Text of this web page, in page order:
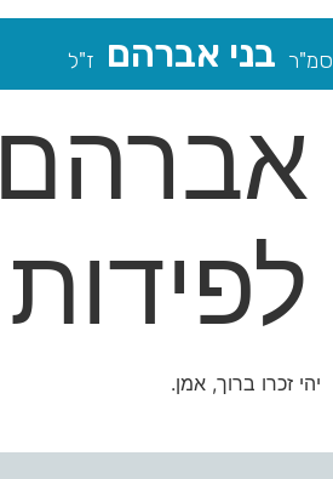
סמ"ר בני אברהם ז"ל
אברהם
לפידות
יהי זכרו ברוך, אמן.